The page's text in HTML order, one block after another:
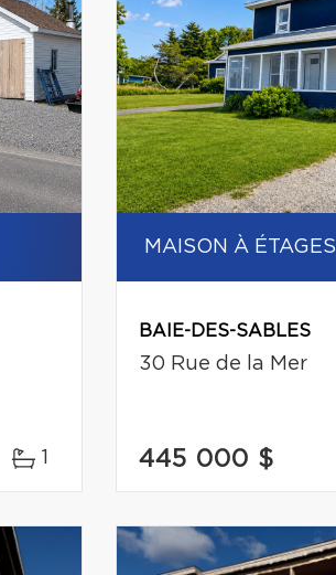
1
MAISON À ÉTAGES
BAIE-DES-SABLES
30 Rue de la Mer
445 000 $